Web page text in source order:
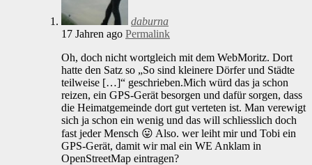
daburna
17 Jahren ago Permalink
Oh, doch nicht wortgleich mit dem WebMoritz. Dort
hatte den Satz so „So sind kleinere Dörfer und Städte
teilweise […]“ geschrieben.Mich würd das ja schon
reizen, ein GPS-Gerät besorgen und dafür sorgen, dass
die Heimatgemeinde dort gut verteten ist. Man verewigt
sich ja schon ein wenig und das will schliesslich doch
fast jeder Mensch 😛 Also. wer leiht mir und Tobi ein
GPS-Gerät, damit wir mal ein WE Anklam in
OpenStreetMap eintragen?